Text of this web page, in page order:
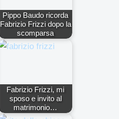
Pippo Baudo ricorda
Fabrizio Frizzi dopo la
scomparsa
Fabrizio Frizzi, mi
sposo e invito al
matrimonio…